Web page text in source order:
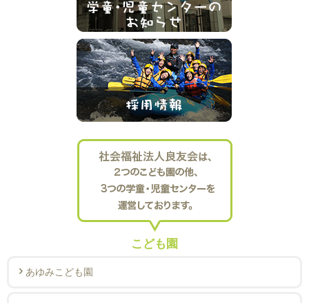
こども園
あゆみこども園